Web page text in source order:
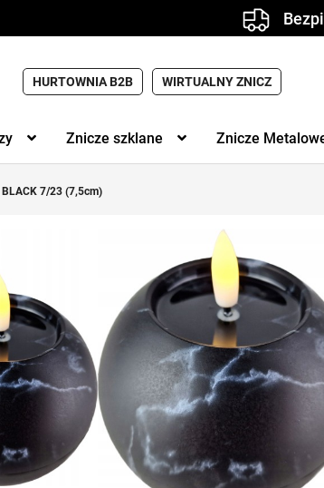
HURTOWNIA B2B WIRTUALNY ZNICZ
Znicze szklane Znicze
BLACK 7/23 (7,5cm)